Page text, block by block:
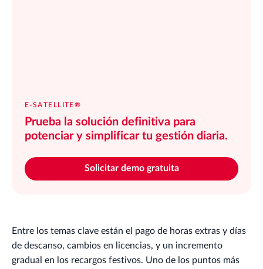
E-SATELLITE®
Prueba la solución definitiva para
potenciar y simplificar tu gestión diaria.
Solicitar demo gratuita
Entre los temas clave están el pago de horas extras y días
de descanso, cambios en licencias, y un incremento
gradual en los recargos festivos. Uno de los puntos más